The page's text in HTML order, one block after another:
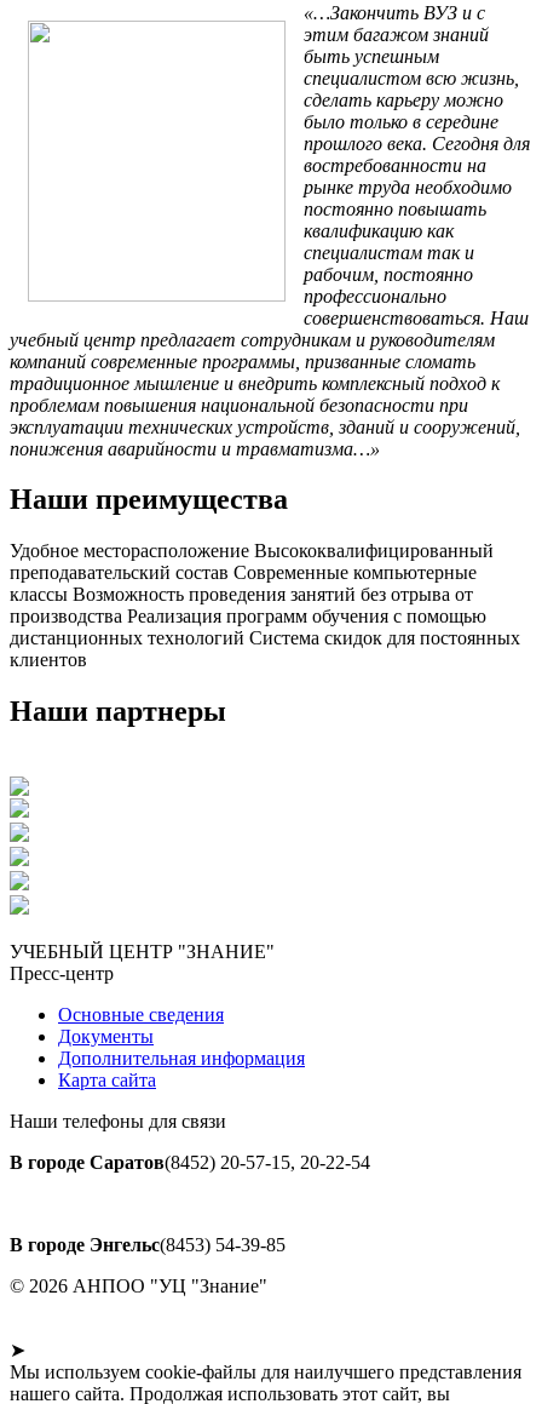
«…Закончить ВУЗ и с
этим багажом знаний
быть успешным
специалистом всю жизнь,
сделать карьеру можно
было только в середине
прошлого века. Сегодня для
востребованности на
рынке труда необходимо
постоянно повышать
квалификацию как
специалистам так и
рабочим, постоянно
профессионально
совершенствоваться. Наш
учебный центр предлагает сотрудникам и руководителям
компаний современные программы, призванные сломать
традиционное мышление и внедрить комплексный подход к
проблемам повышения национальной безопасности при
эксплуатации технических устройств, зданий и сооружений,
понижения аварийности и травматизма…»
Наши преимущества
Удобное месторасположение Высококвалифицированный
преподавательский состав Современные компьютерные
классы Возможность проведения занятий без отрыва от
производства Реализация программ обучения с помощью
дистанционных технологий Система скидок для постоянных
клиентов
Наши партнеры
УЧЕБНЫЙ ЦЕНТР "ЗНАНИЕ"
Пресс-центр
Основные сведения
Документы
Дополнительная информация
Карта сайта
Наши телефоны для связи
В городе Саратов(8452) 20-57-15, 20-22-54
В городе Энгельс(8453) 54-39-85
© 2026 АНПОО "УЦ "Знание"
➤
Мы используем cookie-файлы для наилучшего представления
нашего сайта. Продолжая использовать этот сайт, вы